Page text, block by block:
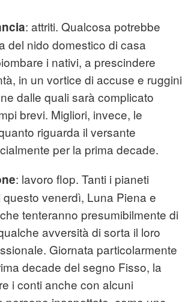
: attriti. Qualcosa potrebbe
del nido domestico di casa
i nativi, a prescindere
in un vortice di accuse e ruggini
dalle quali sarà complicato
brevi. Migliori, invece, le
riguarda il versante
per la prima decade.
: lavoro flop. Tanti i pianeti
venerdì, Luna Piena e
tenteranno presumibilmente di
avversità di sorta il loro
Giornata particolarmente
decade del segno Fisso, la
i conti anche con alcuni